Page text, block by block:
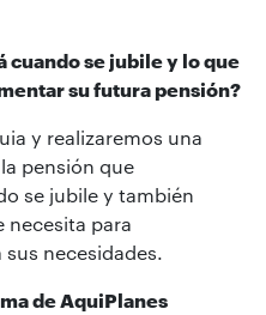
cuando se jubile y lo que
su futura pensión?
y realizaremos una
pensión que
se jubile y también
necesita para
necesidades.
de AquiPlanes